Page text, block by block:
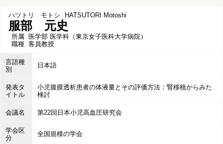
ハツトリ モトシ HATSUTORI Motoshi
服部 元史
所属 医学部 医学科（東京女子医科大学病院）
職種 客員教授
言語種
別
日本語
発表タ
イトル
小児腹膜透析患者の体液量とその評価方法：腎移植からみた
検討
会議名 第22回日本小児高血圧研究会
学会区
分
全国規模の学会